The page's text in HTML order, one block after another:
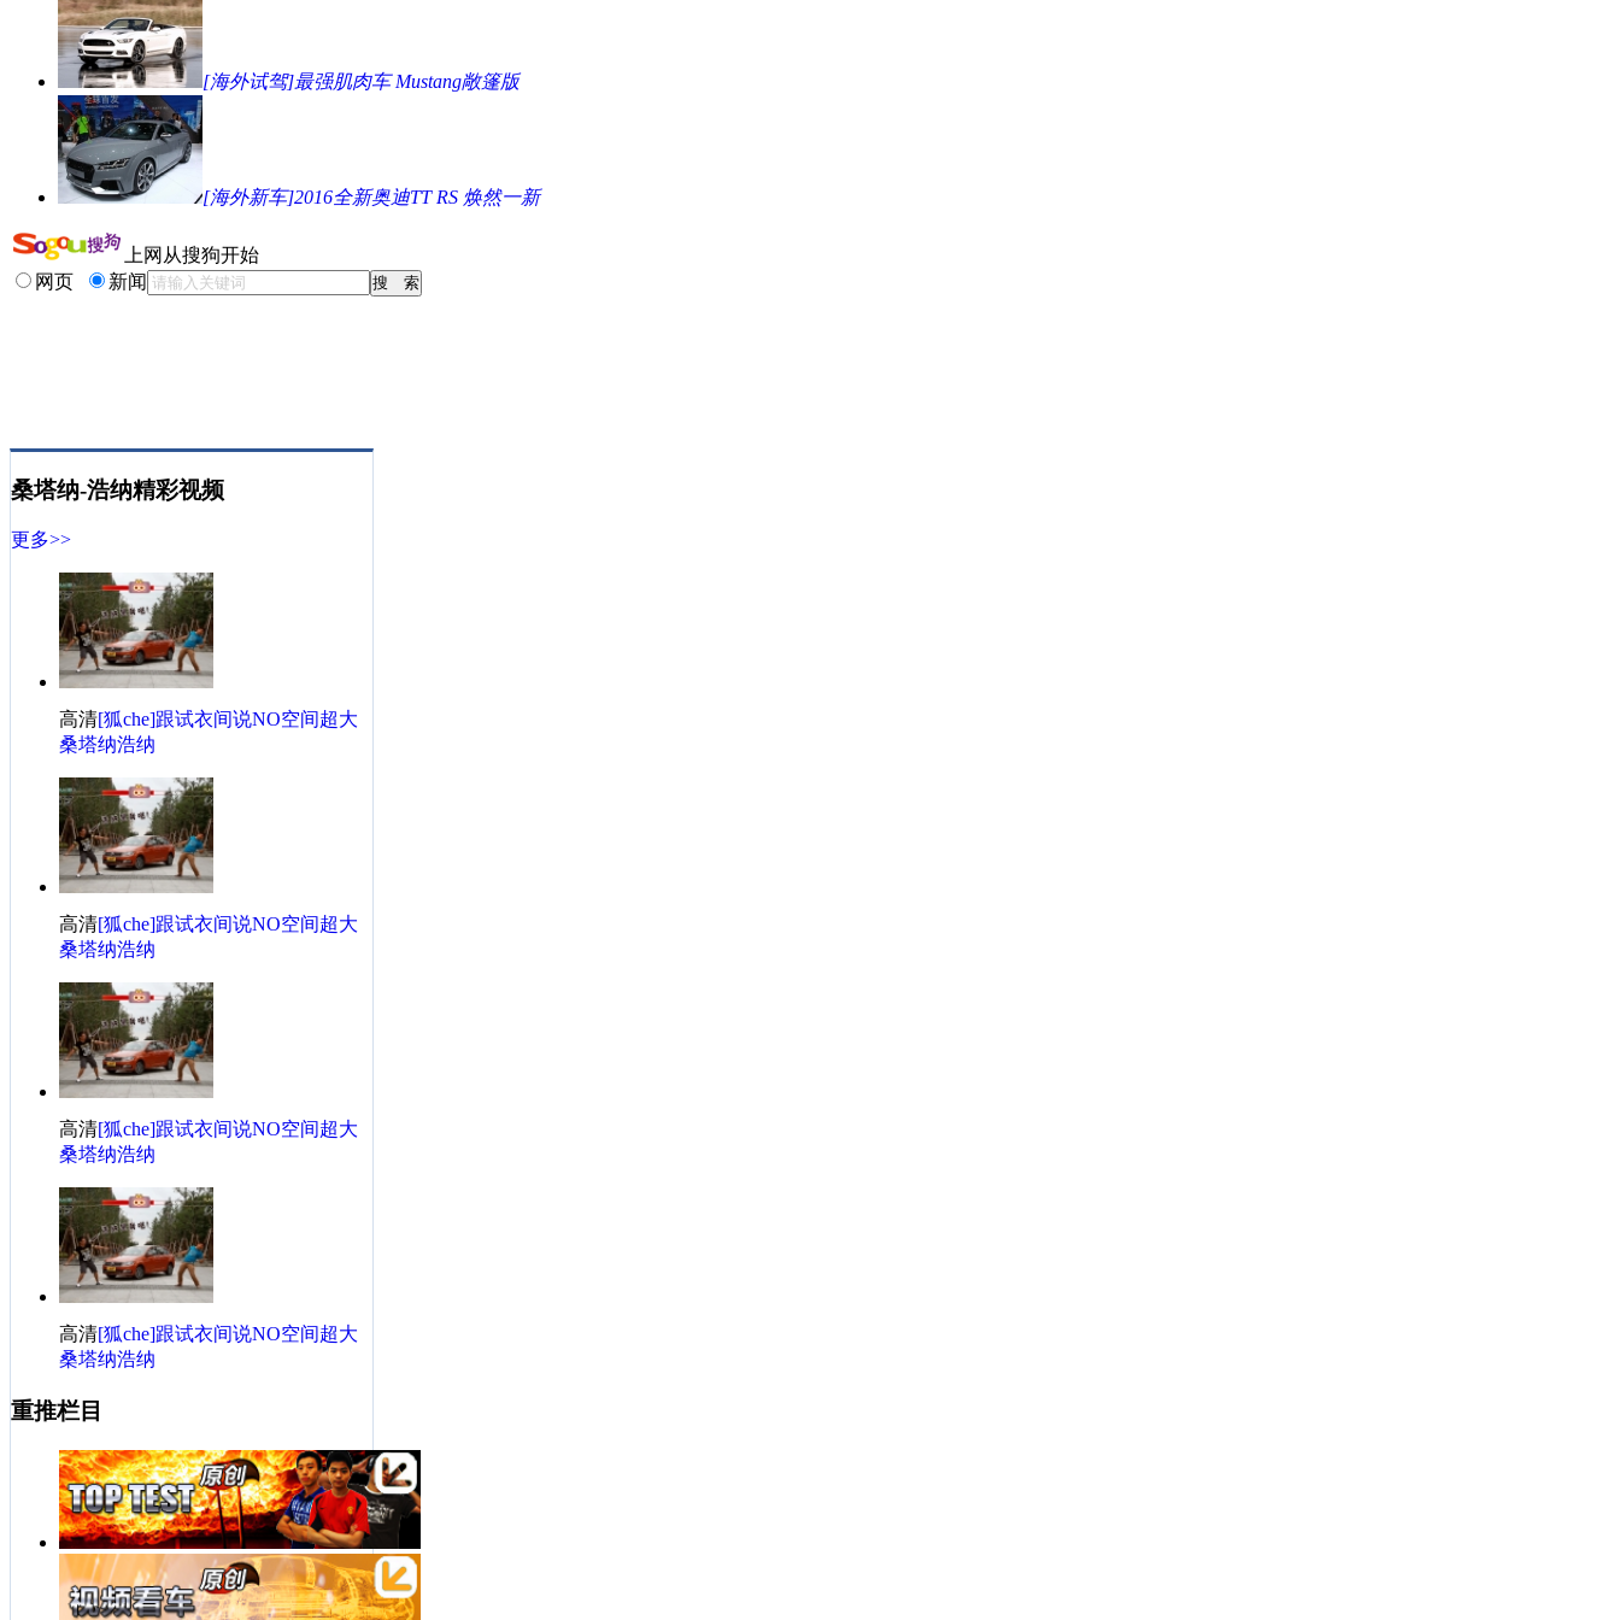
[海外试驾]最强肌肉车 Mustang敞篷版
[海外新车]2016全新奥迪TT RS 焕然一新
上网从搜狗开始
网页
新闻
桑塔纳-浩纳精彩视频
更多>>
高清[狐che]跟试衣间说NO空间超大
桑塔纳浩纳
高清[狐che]跟试衣间说NO空间超大
桑塔纳浩纳
高清[狐che]跟试衣间说NO空间超大
桑塔纳浩纳
高清[狐che]跟试衣间说NO空间超大
桑塔纳浩纳
重推栏目